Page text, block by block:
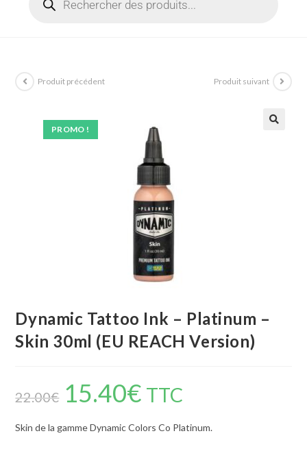
PROMO !
Produit précédent Produit suivant
Dynamic Tattoo Ink – Platinum –
Skin 30ml (EU REACH Version)
22.00€ 15.40€ TTC
Skin de la gamme Dynamic Colors Co Platinum.